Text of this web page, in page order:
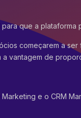
para que a plataforma
começarem a
vantagem de
Marketing e o CRM